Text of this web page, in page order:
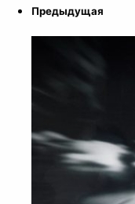
Предыдущая